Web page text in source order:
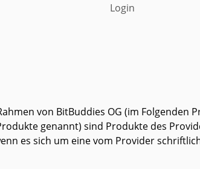
Login
von BitBuddies OG (im Folgenden
genannt) sind Produkte des
es sich um eine vom Provider